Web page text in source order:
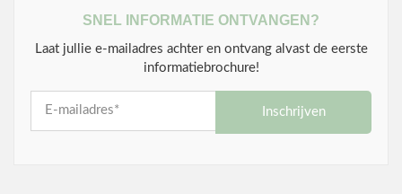
SNEL INFORMATIE ONTVANGEN?
Laat jullie e-mailadres achter en ontvang alvast de eerste
informatiebrochure!
Inschrijven